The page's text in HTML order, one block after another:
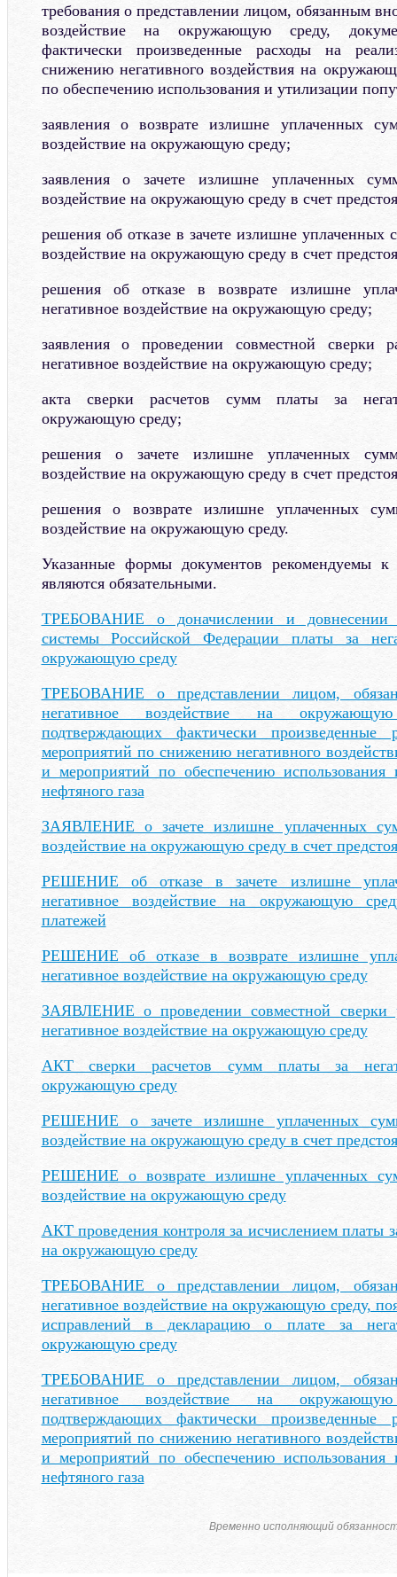
требования о представлении лицом, обязанным
воздействие на окружающую среду,
фактически произведенные расходы на
снижению негативного воздействия на
по обеспечению использования и утилизации
заявления о возврате излишне уплаченных
воздействие на окружающую среду;
заявления о зачете излишне уплаченных
воздействие на окружающую среду в счет
решения об отказе в зачете излишне уплаченных
воздействие на окружающую среду в счет
решения об отказе в возврате излишне
негативное воздействие на окружающую среду;
заявления о проведении совместной сверки
негативное воздействие на окружающую среду;
акта сверки расчетов сумм платы за
окружающую среду;
решения о зачете излишне уплаченных
воздействие на окружающую среду в счет
решения о возврате излишне уплаченных
воздействие на окружающую среду.
Указанные формы документов рекомендуемы
являются обязательными.
ТРЕБОВАНИЕ о доначислении и
системы Российской Федерации платы за
окружающую среду
ТРЕБОВАНИЕ о представлении лицом,
негативное воздействие на
подтверждающих фактически произведенные
мероприятий по снижению негативного
и мероприятий по обеспечению использования
нефтяного газа
ЗАЯВЛЕНИЕ о зачете излишне уплаченных
воздействие на окружающую среду в счет
РЕШЕНИЕ об отказе в зачете излишне
негативное воздействие на окружающую
платежей
РЕШЕНИЕ об отказе в возврате излишне
негативное воздействие на окружающую среду
ЗАЯВЛЕНИЕ о проведении совместной сверки
негативное воздействие на окружающую среду
АКТ сверки расчетов сумм платы за
окружающую среду
РЕШЕНИЕ о зачете излишне уплаченных
воздействие на окружающую среду в счет
РЕШЕНИЕ о возврате излишне уплаченных
воздействие на окружающую среду
АКТ проведения контроля за исчислением платы
на окружающую среду
ТРЕБОВАНИЕ о представлении лицом,
негативное воздействие на окружающую среду,
исправлений в декларацию о плате за
окружающую среду
ТРЕБОВАНИЕ о представлении лицом,
негативное воздействие на
подтверждающих фактически произведенные
мероприятий по снижению негативного
и мероприятий по обеспечению использования
нефтяного газа
Временно исполняющий